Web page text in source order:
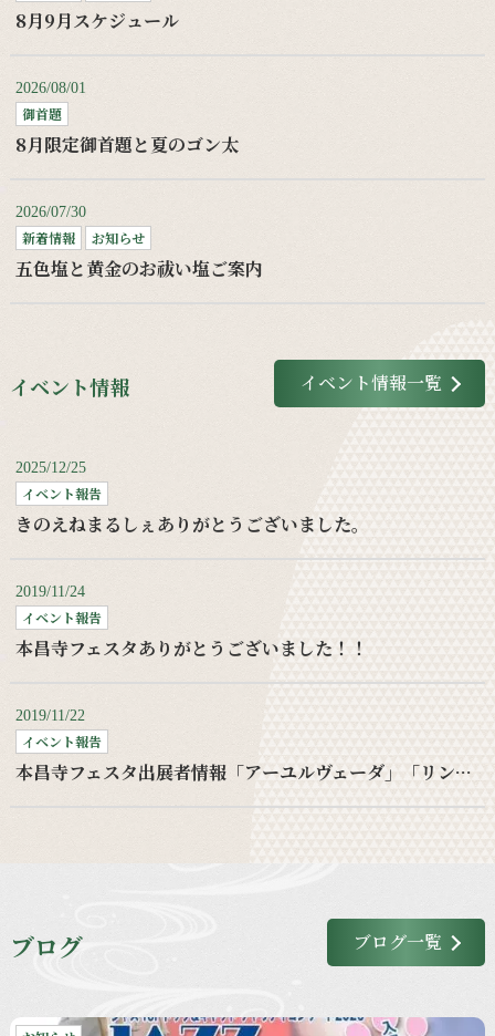
8月9月スケジュール
2026/08/01
御首題
8月限定御首題と夏のゴン太
2026/07/30
新着情報 お知らせ
五色塩と黄金のお祓い塩ご案内
イベント情報 イベント情報一覧
2025/12/25
イベント報告
きのえねまるしぇありがとうございました。
2019/11/24
イベント報告
本昌寺フェスタありがとうございました！！
2019/11/22
イベント報告
本昌寺フェスタ出展者情報「アーユルヴェーダ」「リンパケア」
ブログ ブログ一覧